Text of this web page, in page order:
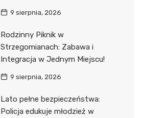
9 sierpnia, 2026
Rodzinny Piknik w
Strzegomianach: Zabawa i
Integracja w Jednym Miejscu!
9 sierpnia, 2026
Lato pełne bezpieczeństwa:
Policja edukuje młodzież w